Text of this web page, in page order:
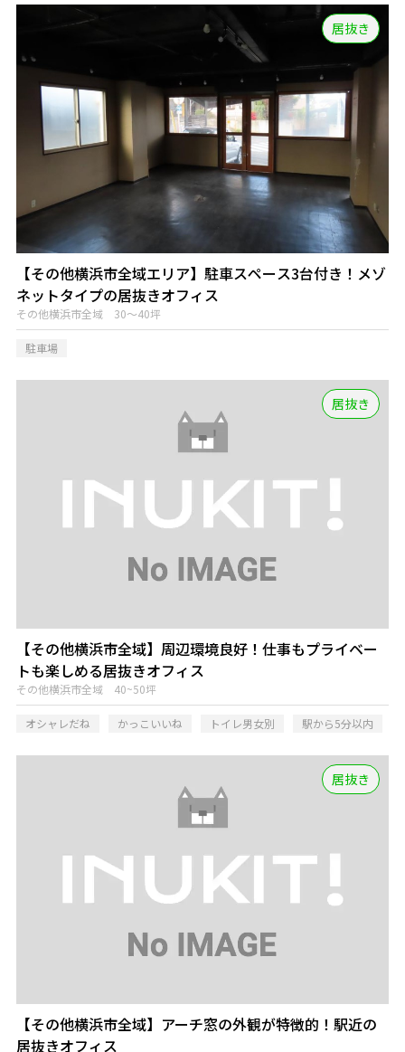
居抜き
【その他横浜市全域エリア】駐車スペース3台付き！メゾ
ネットタイプの居抜きオフィス
その他横浜市全域 30～40坪
駐車場
居抜き
【その他横浜市全域】周辺環境良好！仕事もプライベー
トも楽しめる居抜きオフィス
その他横浜市全域 40~50坪
オシャレだね かっこいいね トイレ男女別 駅から5分以内
居抜き
【その他横浜市全域】アーチ窓の外観が特徴的！駅近の
居抜きオフィス